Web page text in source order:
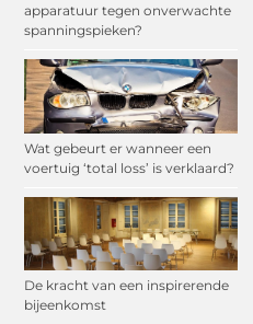
apparatuur tegen onverwachte
spanningspieken?
Wat gebeurt er wanneer een
voertuig ‘total loss’ is verklaard?
De kracht van een inspirerende
bijeenkomst